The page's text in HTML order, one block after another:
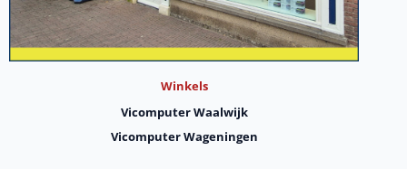
Winkels
Vicomputer Waalwijk
Vicomputer Wageningen